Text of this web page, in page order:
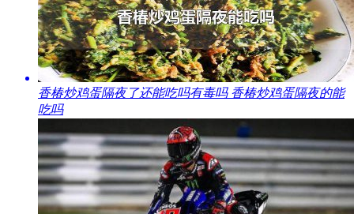
​香椿炒鸡蛋隔夜了还能吃吗有毒吗 香椿炒鸡蛋隔夜的能
吃吗